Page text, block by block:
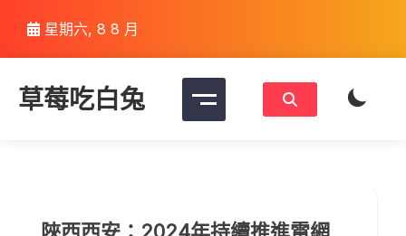
content
星期六, 8 8 月
草莓吃白兔
陜西西安：2024年持續推進電網